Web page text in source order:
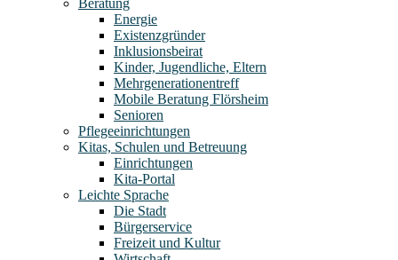
Beratung
Energie
Existenzgründer
Inklusionsbeirat
Kinder, Jugendliche, Eltern
Mehrgenerationentreff
Mobile Beratung Flörsheim
Senioren
Pflegeeinrichtungen
Kitas, Schulen und Betreuung
Einrichtungen
Kita-Portal
Leichte Sprache
Die Stadt
Bürgerservice
Freizeit und Kultur